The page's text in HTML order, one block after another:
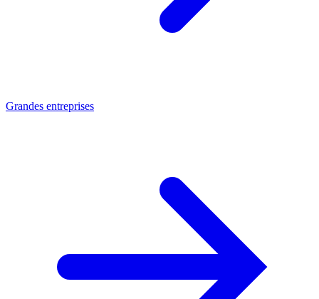
Grandes entreprises